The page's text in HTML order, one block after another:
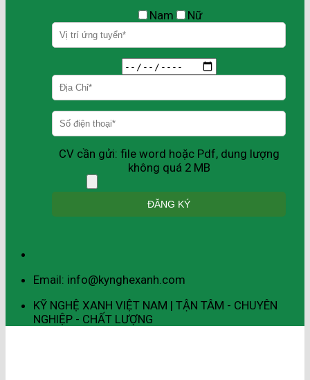
Nam Nữ
CV cần gửi: file word hoặc Pdf, dung lượng
không quá 2 MB
Email: info@kynghexanh.com
KỸ NGHỆ XANH VIỆT NAM | TẬN TÂM - CHUYÊN
NGHIỆP - CHẤT LƯỢNG